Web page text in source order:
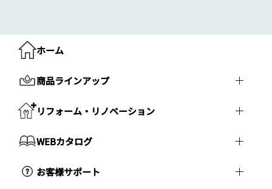
ホーム
商品ラインアップ
リフォーム・リノベーション
WEBカタログ
お客様サポート